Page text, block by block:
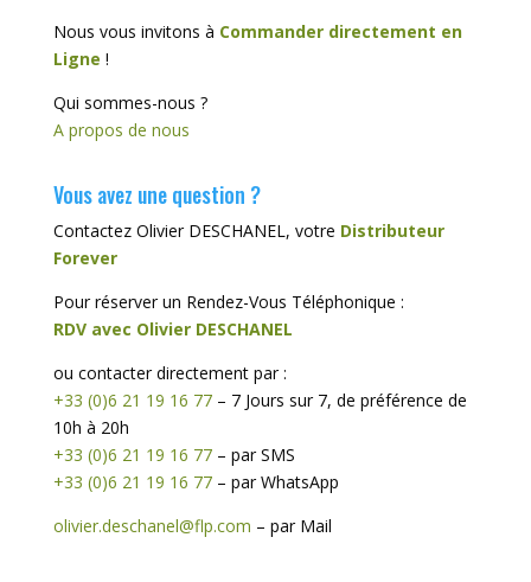
Nous vous invitons à Commander directement en
Ligne !
Qui sommes-nous ?
A propos de nous
Vous avez une question ?
Contactez Olivier DESCHANEL, votre Distributeur
Forever
Pour réserver un Rendez-Vous Téléphonique :
RDV avec Olivier DESCHANEL
ou contacter directement par :
+33 (0)6 21 19 16 77– 7 Jours sur 7, de préférence de
10h à 20h
+33 (0)6 21 19 16 77– par SMS
+33 (0)6 21 19 16 77– par WhatsApp
olivier.deschanel@flp.com – par Mail